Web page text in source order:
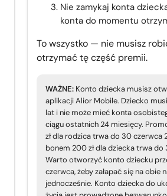
Nie zamykaj konta
konta do momentu
To wszystko — nie musisz
otrzymać tę część premii.
WAŻNE: Konto dziecka musisz
aplikacji Alior Mobile. Dziecko
lat i nie może mieć konta
ciągu ostatnich 24 miesięcy.
zł dla rodzica trwa do 30 czerwca
bonem 200 zł dla dziecka trwa do
Warto otworzyć konto dziecku
czerwca, żeby załapać się na obie
jednocześnie. Konto dziecka do